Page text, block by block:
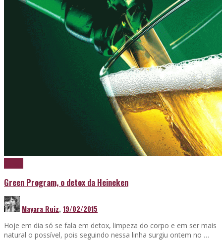
Green Program, o detox da Heineken
Mayara Ruiz,19/02/2015
Hoje em dia só se fala em detox, limpeza do corpo e em ser mais
natural o possível, pois seguindo nessa linha surgiu ontem no …